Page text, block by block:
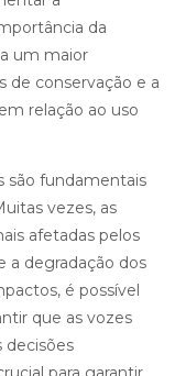
da
um maior
de conservação e a
relação ao uso
são fundamentais
vezes, as
afetadas pelos
a degradação dos
é possível
que as vozes
decisões